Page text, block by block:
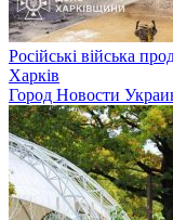
Російські війська
Харків
Город Новости